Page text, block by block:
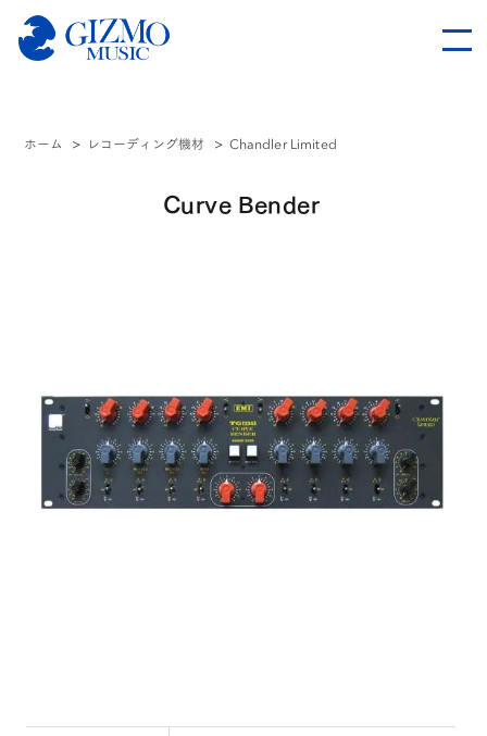
ホーム > レコーディング機材 > Chandler Limited
Curve Bender